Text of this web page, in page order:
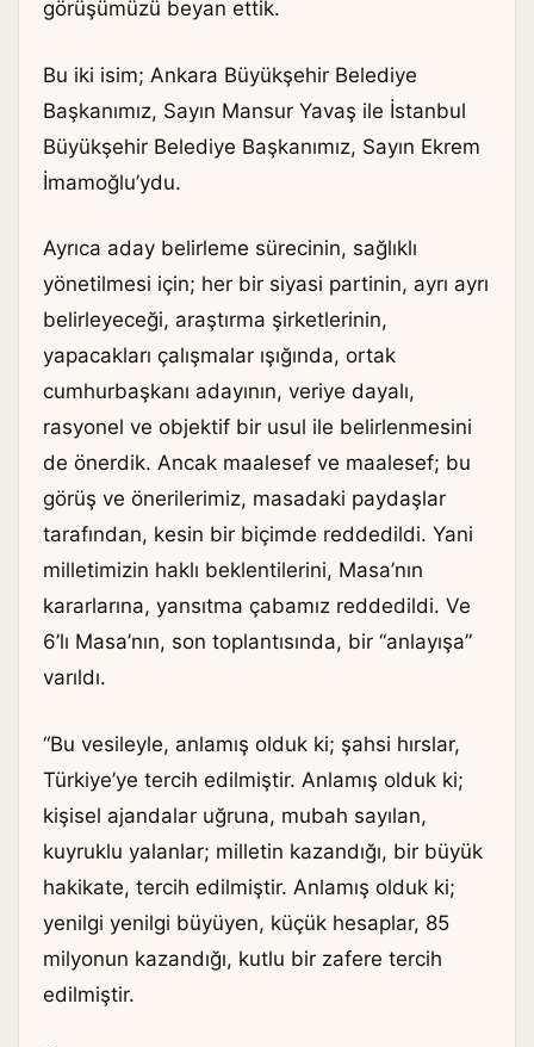
görüşümüzü beyan ettik.
Bu iki isim; Ankara Büyükşehir Belediye
Başkanımız, Sayın Mansur Yavaş ile İstanbul
Büyükşehir Belediye Başkanımız, Sayın Ekrem
İmamoğlu’ydu.
Ayrıca aday belirleme sürecinin, sağlıklı
yönetilmesi için; her bir siyasi partinin, ayrı ayrı
belirleyeceği, araştırma şirketlerinin,
yapacakları çalışmalar ışığında, ortak
cumhurbaşkanı adayının, veriye dayalı,
rasyonel ve objektif bir usul ile belirlenmesini
de önerdik. Ancak maalesef ve maalesef; bu
görüş ve önerilerimiz, masadaki paydaşlar
tarafından, kesin bir biçimde reddedildi. Yani
milletimizin haklı beklentilerini, Masa’nın
kararlarına, yansıtma çabamız reddedildi. Ve
6’lı Masa’nın, son toplantısında, bir “anlayışa”
varıldı.
“Bu vesileyle, anlamış olduk ki; şahsi hırslar,
Türkiye’ye tercih edilmiştir. Anlamış olduk ki;
kişisel ajandalar uğruna, mubah sayılan,
kuyruklu yalanlar; milletin kazandığı, bir büyük
hakikate, tercih edilmiştir. Anlamış olduk ki;
yenilgi yenilgi büyüyen, küçük hesaplar, 85
milyonun kazandığı, kutlu bir zafere tercih
edilmiştir.